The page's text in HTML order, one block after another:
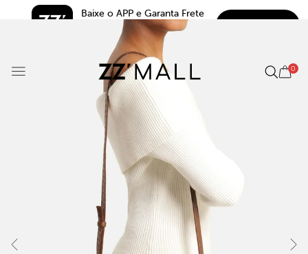
Baixe o APP e Garanta Frete
5.0
0